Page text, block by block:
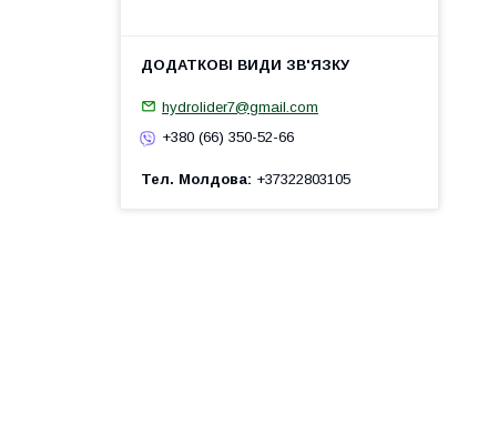
hydrolider7@gmail.com
+380 (66) 350-52-66
Тел. Молдова +37322803105